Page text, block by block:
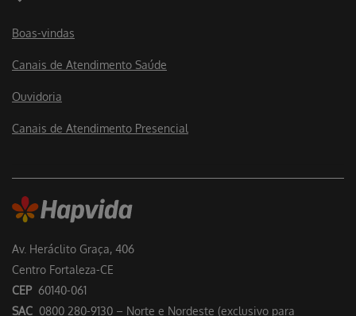
Av. Heráclito Graça, 406
Centro Fortaleza-CE
CEP 60140-061
SAC 0800 280-9130 – Norte e Nordeste (exclusivo para
Boas-vindas
Canais de Atendimento Saúde
Ouvidoria
Canais de Atendimento Presencial